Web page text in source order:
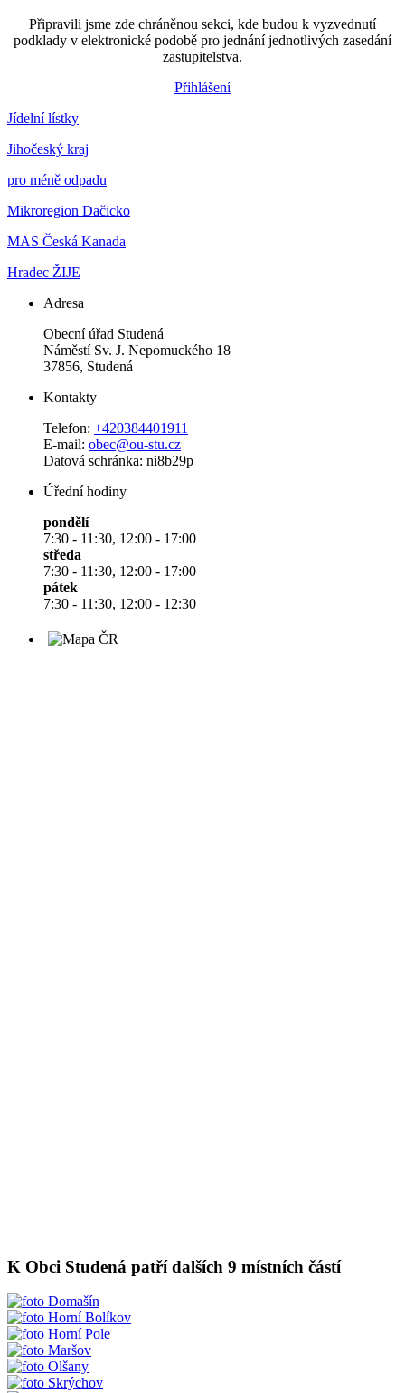
Připravili jsme zde chráněnou sekci, kde budou k vyzvednutí
podklady v elektronické podobě pro jednání jednotlivých zasedání
zastupitelstva.
Přihlášení
Jídelní lístky
Jihočeský kraj
pro méně odpadu
Mikroregion Dačicko
MAS Česká Kanada
Hradec ŽIJE
Adresa
Obecní úřad Studená
Náměstí Sv. J. Nepomuckého 18
37856, Studená
Kontakty
Telefon: +420384401911
E-mail: obec@ou-stu.cz
Datová schránka: ni8b29p
Úřední hodiny
pondělí
7:30 - 11:30, 12:00 - 17:00
středa
7:30 - 11:30, 12:00 - 17:00
pátek
7:30 - 11:30, 12:00 - 12:30
K Obci Studená patří dalších 9 místních částí
Domašín
Horní Bolíkov
Horní Pole
Maršov
Olšany
Skrýchov